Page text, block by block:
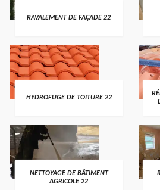
RAVALEMENT DE FAÇADE 22
HYDROFUGE DE TOITURE 22
NETTOYAGE DE BÂTIMENT
AGRICOLE 22